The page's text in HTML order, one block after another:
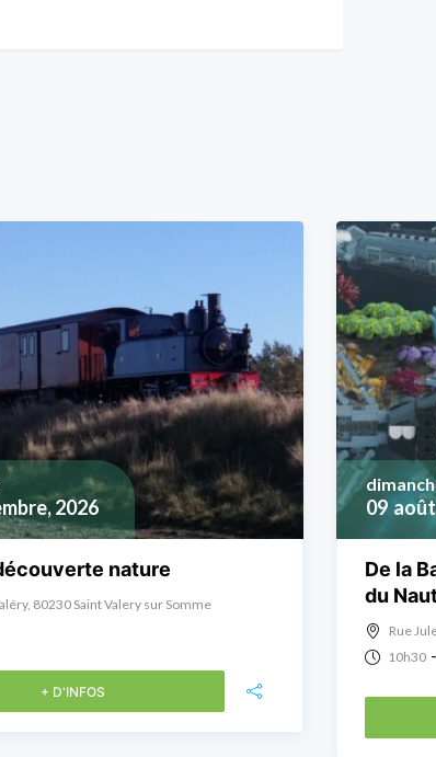
2026
nature
80230 Saint Valery sur Somme
+ D'INFOS
09
De la
du
Rue
10h30-